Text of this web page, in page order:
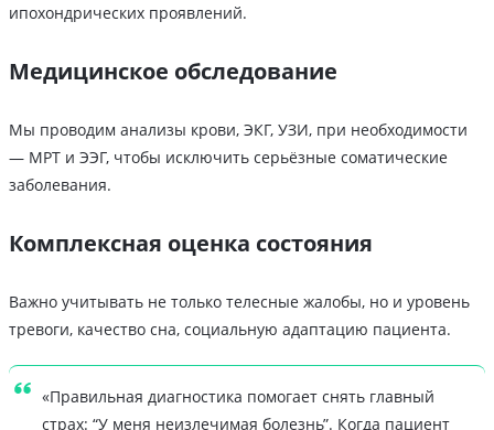
ипохондрических проявлений.
Медицинское обследование
Мы проводим анализы крови, ЭКГ, УЗИ, при необходимости
— МРТ и ЭЭГ, чтобы исключить серьёзные соматические
заболевания.
Комплексная оценка состояния
Важно учитывать не только телесные жалобы, но и уровень
тревоги, качество сна, социальную адаптацию пациента.
«Правильная диагностика помогает снять главный
страх: “У меня неизлечимая болезнь”. Когда пациент